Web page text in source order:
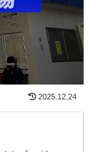
2025.12.24